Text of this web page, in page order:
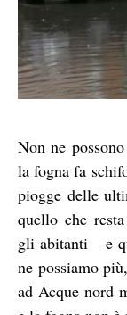
Non ne
la fogna fa
piogge delle
quello che
gli abitanti – e
ne possiamo
ad Acque nord